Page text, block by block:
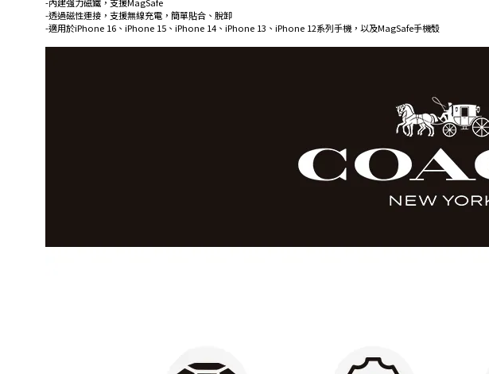
-透過磁性連接，支援無線充電，簡單貼合、脫卸
-適用於iPhone 16、iPhone 15、iPhone 14、iPhone 13、iPhone 12系列手機，以及MagSafe手機殼